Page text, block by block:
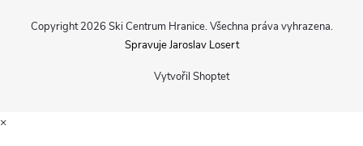
Vytvořil Shoptet
Copyright 2026 Ski Centrum Hranice. Všechna práva vyhrazena.
Spravuje Jaroslav Losert
×